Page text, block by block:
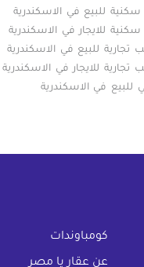
للبيع في الاسكندرية
للايجار في الاسكندرية
تجارية للبيع في الاسكندرية
تجارية للايجار في الاسكندرية
للبيع في الاسكندرية
كومباوندات
عن عقار يا مصر